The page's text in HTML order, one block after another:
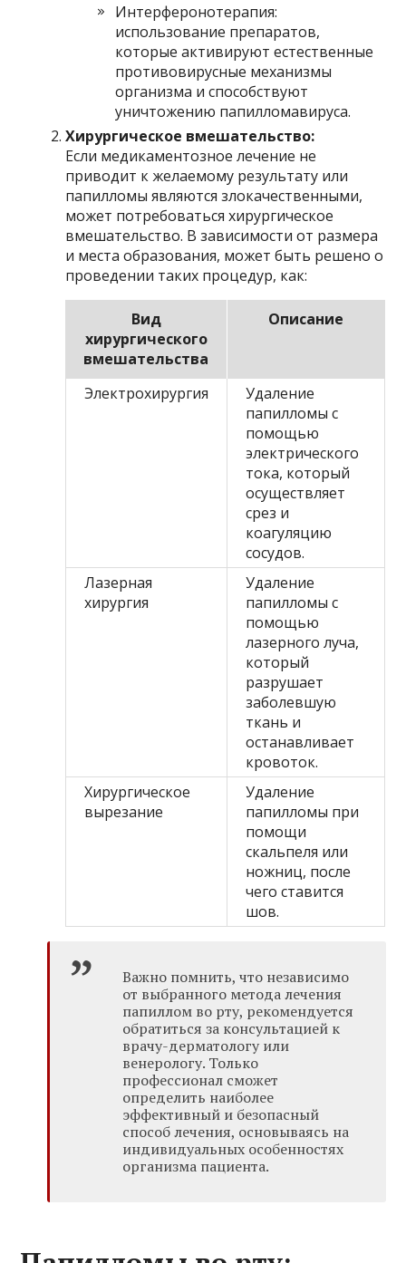
Интерферонотерапия:
использование препаратов,
которые активируют естественные
противовирусные механизмы
организма и способствуют
уничтожению папилломавируса.
Хирургическое вмешательство:
Если медикаментозное лечение не
приводит к желаемому результату или
папилломы являются злокачественными,
может потребоваться хирургическое
вмешательство. В зависимости от размера
и места образования, может быть решено о
проведении таких процедур, как:
Вид
хирургического
вмешательства
Описание
Электрохирургия
Удаление
папилломы с
помощью
электрического
тока, который
осуществляет
срез и
коагуляцию
сосудов.
Лазерная
хирургия
Удаление
папилломы с
помощью
лазерного луча,
который
разрушает
заболевшую
ткань и
останавливает
кровоток.
Хирургическое
вырезание
Удаление
папилломы при
помощи
скальпеля или
ножниц, после
чего ставится
шов.
Важно помнить, что независимо
от выбранного метода лечения
папиллом во рту, рекомендуется
обратиться за консультацией к
врачу-дерматологу или
венерологу. Только
профессионал сможет
определить наиболее
эффективный и безопасный
способ лечения, основываясь на
индивидуальных особенностях
организма пациента.